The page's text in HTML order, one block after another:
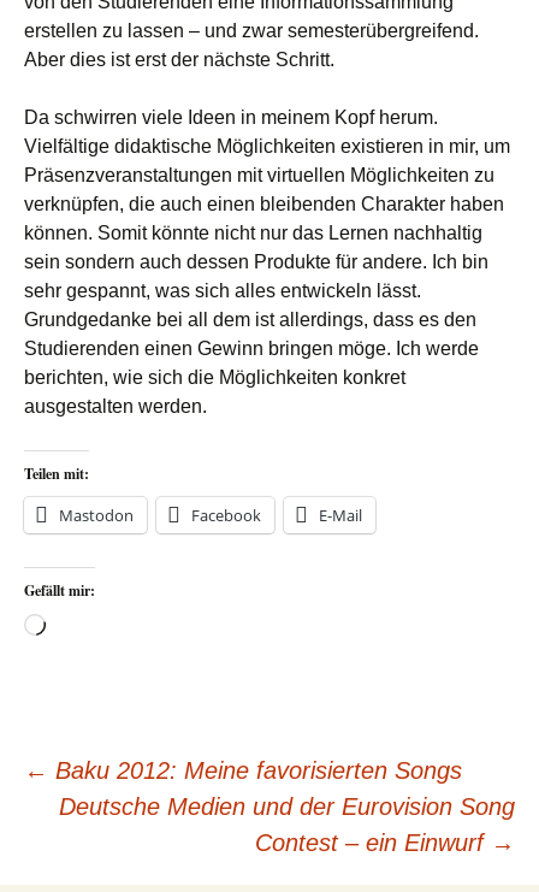
erstellen zu lassen – und zwar semesterübergreifend.
Aber dies ist erst der nächste Schritt.
Da schwirren viele Ideen in meinem Kopf herum.
Vielfältige didaktische Möglichkeiten existieren in mir, um
Präsenzveranstaltungen mit virtuellen Möglichkeiten zu
verknüpfen, die auch einen bleibenden Charakter haben
können. Somit könnte nicht nur das Lernen nachhaltig
sein sondern auch dessen Produkte für andere. Ich bin
sehr gespannt, was sich alles entwickeln lässt.
Grundgedanke bei all dem ist allerdings, dass es den
Studierenden einen Gewinn bringen möge. Ich werde
berichten, wie sich die Möglichkeiten konkret
ausgestalten werden.
Teilen mit:
Mastodon Facebook E-Mail
Gefällt mir:
Wird
Beitragsnavigation
← Baku 2012: Meine favorisierten Songs
Deutsche Medien und der Eurovision Song
Contest – ein Einwurf →